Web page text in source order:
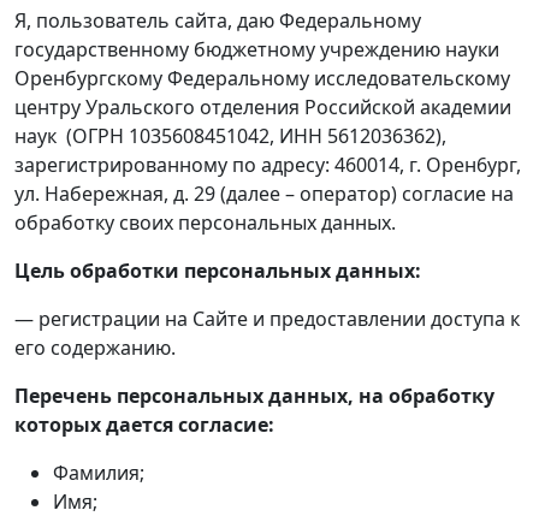
Я, пользователь сайта, даю Федеральному
государственному бюджетному учреждению науки
Оренбургскому Федеральному исследовательскому
центру Уральского отделения Российской академии
наук (ОГРН 1035608451042, ИНН 5612036362),
зарегистрированному по адресу: 460014, г. Орен6ург,
ул. Набережная, д. 29 (далее – оператор) согласие на
обработку своих персональных данных.
Цель обработки персональных данных:
— регистрации на Сайте и предоставлении доступа к
его содержанию.
Перечень персональных данных, на обработку
которых дается согласие:
Фамилия;
Имя;